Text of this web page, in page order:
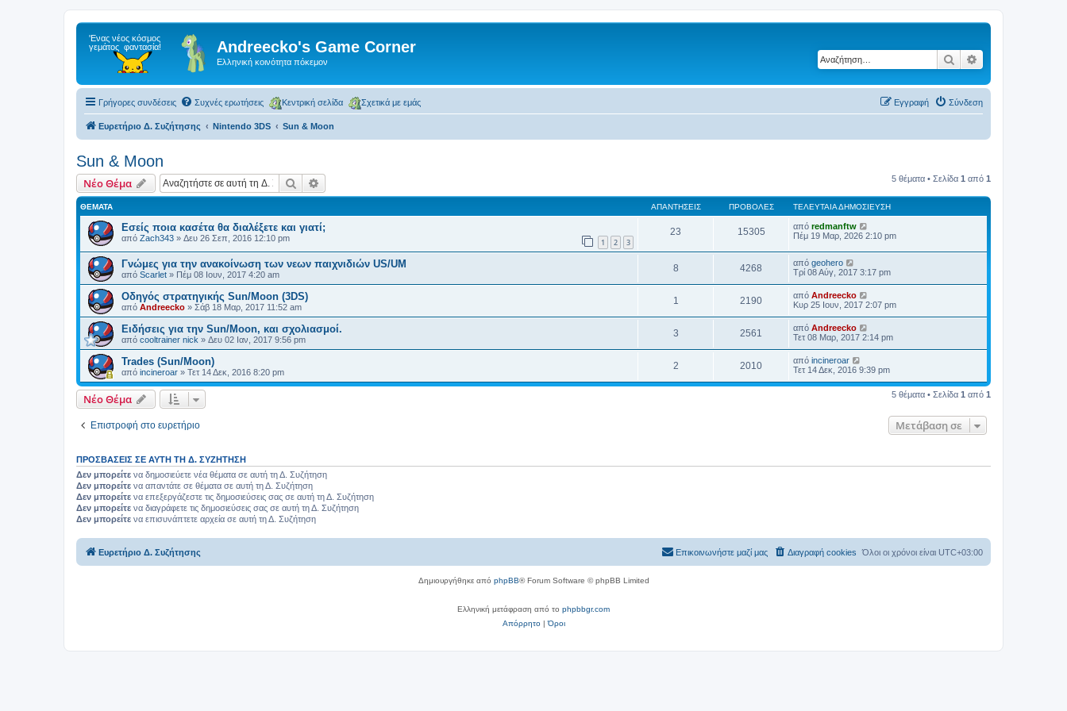
Andreecko's Game Corner
Ελληνική κοινότητα πόκεμον Αναζήτηση
Γρήγορες συνδέσεις Συχνές ερωτήσεις Κεντρική σελίδα Σχετικά με εμάς Σύνδεση
Εγγραφή
Ευρετήριο Δ. Συζήτησης Nintendo 3DS Sun & Moon
Sun & Moon
Νέο Θέμα Αναζήτηση 5 θέματα • Σελίδα 1 από 1
ΘΈΜΑΤΑ ΑΠΑΝΤΉΣΕΙΣ ΠΡΟΒΟΛΈΣ ΤΕΛΕΥΤΑΊΑ ΔΗΜΟΣΊΕΥΣΗ
Εσείς ποια κασέτα θα διαλέξετε και γιατί;
από Zach343 » Δευ 26 Σεπ, 2016 12:10 pm 1 2 3
23 15305 από redmanftw
Πέμ 19 Μαρ, 2026 2:10 pm
Γνώμες για την ανακοίνωση των νεων παιχνιδιών US/UM
από Scarlet » Πέμ 08 Ιουν, 2017 4:20 am
8 4268 από geohero
Τρί 08 Αύγ, 2017 3:17 pm
Οδηγός στρατηγικής Sun/Moon (3DS)
από Andreecko » Σάβ 18 Μαρ, 2017 11:52 am
1 2190 από Andreecko
Κυρ 25 Ιουν, 2017 2:07 pm
Ειδήσεις για την Sun/Moon, και σχολιασμοί.
από cooltrainer nick » Δευ 02 Ιαν, 2017 9:56 pm
3 2561 από Andreecko
Τετ 08 Μαρ, 2017 2:14 pm
Trades (Sun/Moon)
από incineroar » Τετ 14 Δεκ, 2016 8:20 pm
2 2010 από incineroar
Τετ 14 Δεκ, 2016 9:39 pm
Νέο Θέμα 5 θέματα • Σελίδα 1 από 1
Επιστροφή στο ευρετήριο Μετάβαση σε
ΠΡΟΣΒΆΣΕΙΣ ΣΕ ΑΥΤΉ ΤΗ Δ. ΣΥΖΉΤΗΣΗ
Δεν μπορείτε να δημοσιεύετε νέα θέματα σε αυτή τη Δ. Συζήτηση
Δεν μπορείτε να απαντάτε σε θέματα σε αυτή τη Δ. Συζήτηση
Δεν μπορείτε να επεξεργάζεστε τις δημοσιεύσεις σας σε αυτή τη Δ. Συζήτηση
Δεν μπορείτε να διαγράφετε τις δημοσιεύσεις σας σε αυτή τη Δ. Συζήτηση
Δεν μπορείτε να επισυνάπτετε αρχεία σε αυτή τη Δ. Συζήτηση
Ευρετήριο Δ. Συζήτησης Όλοι οι χρόνοι είναι UTC+03:00
Διαγραφή cookies
Επικοινωνήστε μαζί μας
Δημιουργήθηκε από phpBB® Forum Software © phpBB Limited
Ελληνική μετάφραση από το phpbbgr.com
Απόρρητο|Όροι